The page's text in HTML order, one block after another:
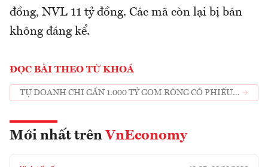
đồng, NVL 11 tỷ đồng. Các mã còn lại bị bán
không đáng kể.
ĐỌC BÀI THEO TỪ KHOÁ
TỰ DOANH CHI GẦN 1.000 TỶ GOM RÒNG CỔ PHIẾU
Mới nhất trên VnEconomy